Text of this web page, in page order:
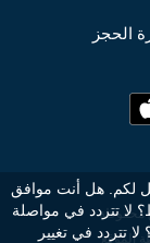
الحجز
الموقع
لكم. هل أنت موافق
لا تتردد في مواصلة
تتردد في تغيير